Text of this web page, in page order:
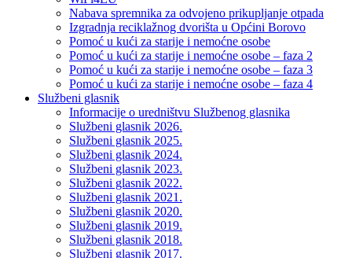
Nabava spremnika za odvojeno prikupljanje otpada
Izgradnja reciklažnog dvorišta u Općini Borovo
Pomoć u kući za starije i nemoćne osobe
Pomoć u kući za starije i nemoćne osobe – faza 2
Pomoć u kući za starije i nemoćne osobe – faza 3
Pomoć u kući za starije i nemoćne osobe – faza 4
Službeni glasnik
Informacije o uredništvu Službenog glasnika
Službeni glasnik 2026.
Službeni glasnik 2025.
Službeni glasnik 2024.
Službeni glasnik 2023.
Službeni glasnik 2022.
Službeni glasnik 2021.
Službeni glasnik 2020.
Službeni glasnik 2019.
Službeni glasnik 2018.
Službeni glasnik 2017.